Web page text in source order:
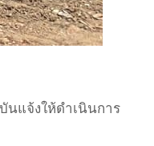
แจ้งให้ดำเนินการ